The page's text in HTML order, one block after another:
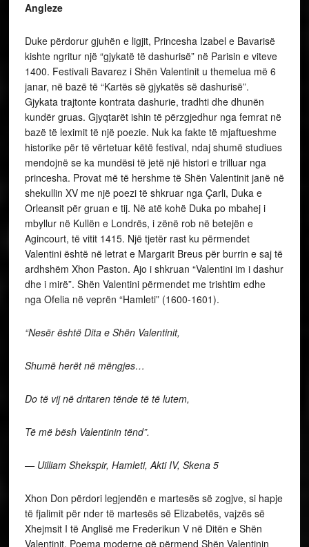
Angleze
Duke përdorur gjuhën e ligjit, Princesha Izabel e Bavarisë
kishte ngritur një “gjykatë të dashurisë” në Parisin e viteve
1400. Festivali Bavarez i Shën Valentinit u themelua më 6
janar, në bazë të “Kartës së gjykatës së dashurisë”.
Gjykata trajtonte kontrata dashurie, tradhti dhe dhunën
kundër gruas. Gjyqtarët ishin të përzgjedhur nga femrat në
bazë të leximit të një poezie. Nuk ka fakte të mjaftueshme
historike për të vërtetuar këtë festival, ndaj shumë studiues
mendojnë se ka mundësi të jetë një histori e trilluar nga
princesha. Provat më të hershme të Shën Valentinit janë në
shekullin XV me një poezi të shkruar nga Çarli, Duka e
Orleansit për gruan e tij. Në atë kohë Duka po mbahej i
mbyllur në Kullën e Londrës, i zënë rob në betejën e
Agincourt, të vitit 1415. Një tjetër rast ku përmendet
Valentini është në letrat e Margarit Breus për burrin e saj të
ardhshëm Xhon Paston. Ajo i shkruan “Valentini im i dashur
dhe i mirë”. Shën Valentini përmendet me trishtim edhe
nga Ofelia në veprën “Hamleti” (1600-1601).
“Nesër është Dita e Shën Valentinit,
Shumë herët në mëngjes…
Do të vij në dritaren tënde të të lutem,
Të më bësh Valentinin tënd”.
— Uilliam Shekspir, Hamleti, Akti IV, Skena 5
Xhon Don përdori legjendën e martesës së zogjve, si hapje
të fjalimit për nder të martesës së Elizabetës, vajzës së
Xhejmsit I të Anglisë me Frederikun V në Ditën e Shën
Valentinit. Poema moderne që përmend Shën Valentinin